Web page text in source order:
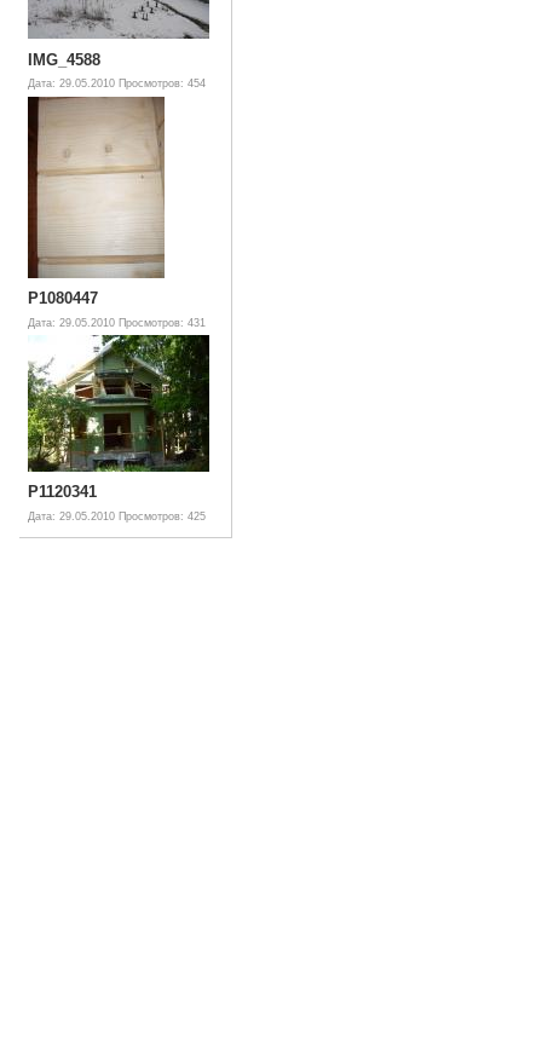
IMG_4588
Дата: 29.05.2010 Просмотров: 454
P1080447
Дата: 29.05.2010 Просмотров: 431
P1120341
Дата: 29.05.2010 Просмотров: 425